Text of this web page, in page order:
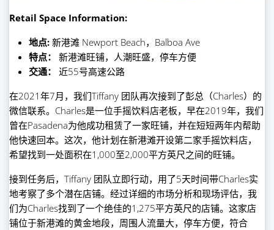
Retail Space Information:
地点: 新港滩 Newport Beach，Balboa Ave
特点：
新港滩旺铺，人潮旺盛，停车方便
交通：
近55号高速公路
在2021年7月，我们Tiffany 团队再次接到了彭总（Charles）的
微信联系。Charles是一位手摇饮料店老板，早在2019年，我们
曾在Pasadena为他成功租赁了一家旺铺，并在短短两年内帮助
他快速回本。这次，他计划在新港滩开设第二家手摇饮料店，
希望找到一处面积在1,000至2,000平方英尺之间的旺铺。
接到任务后，Tiffany 团队立即行动，用了5天时间带Charles实
地考察了多个潜在店铺。经过详细的市场分析和现场评估，我
们为Charles找到了一个绝佳的1,275平方英尺的店铺。这家店
铺位于新港滩的黄金地段，周围人流量大，停车方便，符合